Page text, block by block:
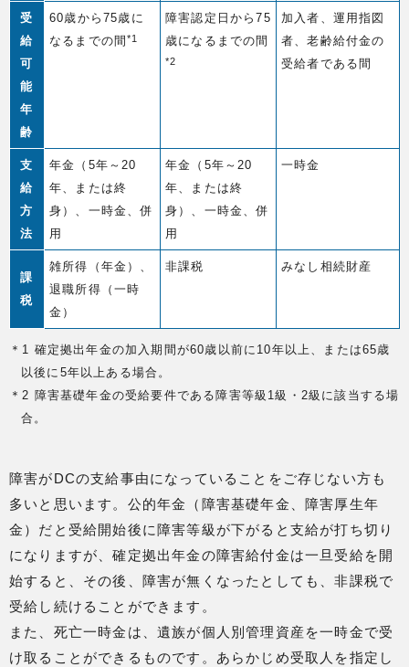
受
給
可
能
年
齢
60歳から75歳に
なるまでの間*1
障害認定日から75
歳になるまでの間
*2
加入者、運用指図
者、老齢給付金の
受給者である間
支
給
方
法
年金（5年～20
年、または終
身）、一時金、併
用
年金（5年～20
年、または終
身）、一時金、併
用
一時金
課
税
雑所得（年金）、
退職所得（一時
金）
非課税 みなし相続財産
＊1 確定拠出年金の加入期間が60歳以前に10年以上、または65歳
以後に5年以上ある場合。
＊2 障害基礎年金の受給要件である障害等級1級・2級に該当する場
合。
障害がDCの支給事由になっていることをご存じない方も
多いと思います。公的年金（障害基礎年金、障害厚生年
金）だと受給開始後に障害等級が下がると支給が打ち切り
になりますが、確定拠出年金の障害給付金は一旦受給を開
始すると、その後、障害が無くなったとしても、非課税で
受給し続けることができます。
また、死亡一時金は、遺族が個人別管理資産を一時金で受
け取ることができるものです。あらかじめ受取人を指定し